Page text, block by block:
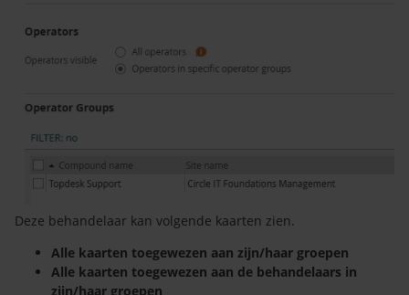
Deze behandelaar kan volgende kaarten zien.
Alle kaarten toegewezen aan zijn/haar groepen
Alle kaarten toegewezen aan de behandelaars in
zijn/haar groepen